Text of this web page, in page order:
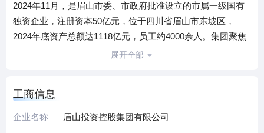
2024年11月，是眉山市委、市政府批准设立的市属一级国有
独资企业，注册资本50亿元，位于四川省眉山市东坡区，
2024年底资产总额达1118亿元，员工约4000余人。集团聚焦
产业投资与运营、房地产与工程建设、文化与旅游、有色金
小额贷款等类金融领域，通过入股成渝双城信用增进公司、
四川农村商业联合银行（第三大股东）及简阳农商行（单一
展开全部
工商信息
企业名称 眉山投资控股集团有限公司